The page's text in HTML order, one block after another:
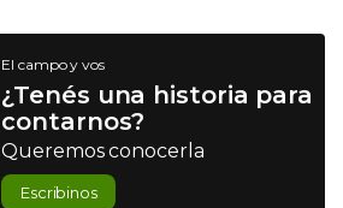
El campo y vos
¿Tenés una historia para
contarnos?
Queremos conocerla
Escribinos